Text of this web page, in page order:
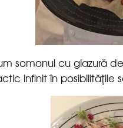
somonul cu glazură
infinit în posibilităţile